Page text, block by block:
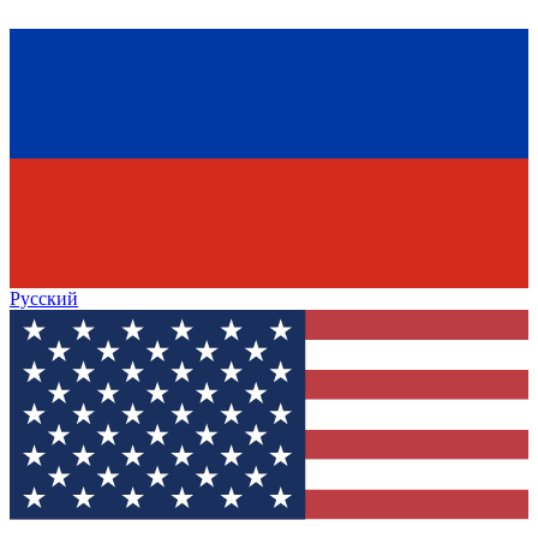
Русский